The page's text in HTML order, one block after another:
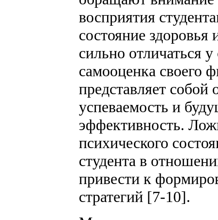
восприятия
состояние здоровья
сильно отличаться
самооценка своего
представляет
успеваемость и
эффективность.
психического
студента в
привести к
стратегий [7-10].